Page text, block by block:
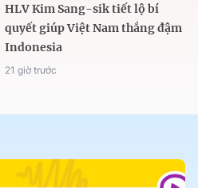
HLV Kim Sang-sik tiết lộ bí
quyết giúp Việt Nam thắng đậm
Indonesia
21 giờ trước